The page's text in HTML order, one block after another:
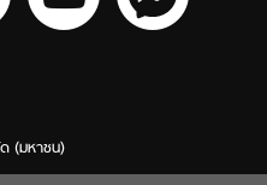
(มหาชน)